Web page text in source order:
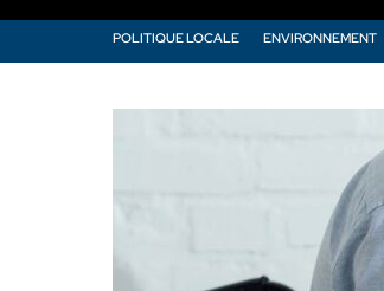
POLITIQUE LOCALE ENVIRONNEMENT